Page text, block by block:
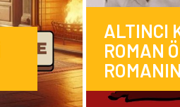
ALTINCI
ROMAN